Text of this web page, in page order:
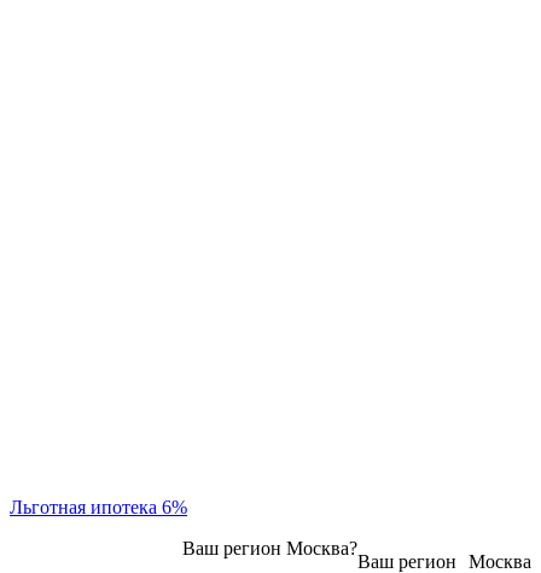
Льготная ипотека 6%
Москва
Ваш регион
Ваш регион Москва?